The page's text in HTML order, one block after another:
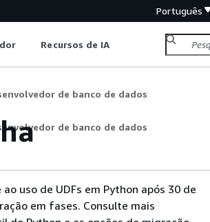
Português
Recursos de IA
de banco de dados
de banco de dados
uso de UDFs em Python após 30 de
em fases. Consulte mais